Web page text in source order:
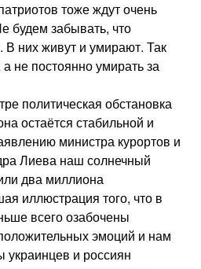
тоже ждут очень
будем забывать, что
них живут и умирают. Так
не постоянно умирать за
политическая обстановка
остаётся стабильной и
министра курортов и
Лиева наш солнечный
два миллиона
иллюстрация того, что в
всего озабочены
эмоций и нам
украинцев и россиян